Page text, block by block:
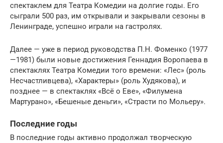
спектаклем для Театра Комедии на долгие годы. Его
сыграли 500 раз, им открывали и закрывали сезоны в
Ленинграде, успешно играли на гастролях.
Далее — уже в период руководства П.Н. Фоменко (1977
—1981) были новые достижения Геннадия Воропаева в
спектаклях Театра Комедии того времени: «Лес» (роль
Несчастливцева), «Характеры» (роль Худякова), и
позднее — в спектаклях «Всё о Еве», «Филумена
Мартурано», «Бешеные деньги», «Страсти по Мольеру».
Последние годы
В последние годы активно продолжал творческую